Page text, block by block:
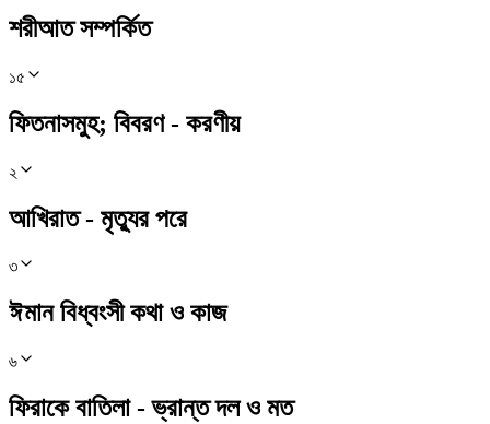
শরীআত সম্পর্কিত
১৫
ফিতনাসমুহ; বিবরণ - করণীয়
২
আখিরাত - মৃত্যুর পরে
৩
ঈমান বিধ্বংসী কথা ও কাজ
৬
ফিরাকে বাতিলা - ভ্রান্ত দল ও মত